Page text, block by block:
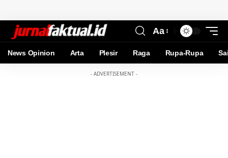
Aa
News Opinion Arta Plesir Raga Rupa-Rupa
- ADVERTISEMENT -